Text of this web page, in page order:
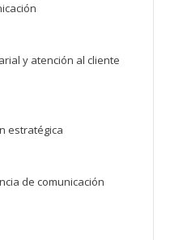
y atención al cliente
estratégica
de comunicación